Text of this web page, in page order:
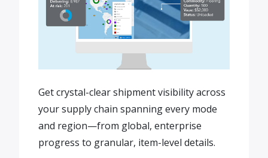
Get crystal-clear shipment visibility across
your supply chain spanning every mode
and region—from global, enterprise
progress to granular, item-level details.